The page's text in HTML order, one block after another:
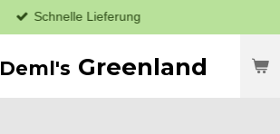
Deml's Greenland
Schnelle Lieferung